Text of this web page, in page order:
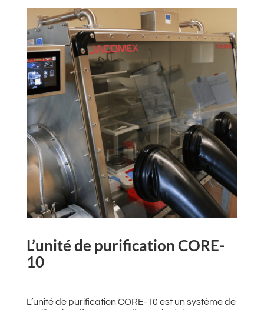
L’unité de purification CORE-
10
L’unité de purification CORE-10 est un système de